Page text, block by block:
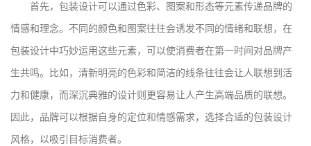
首先，包装设计可以通过色彩、图案和形态等元素传递品牌的
情感和理念。不同的颜色和图案往往会诱发不同的情绪和联想，在
包装设计中巧妙运用这些元素，可以使消费者在第一时间对品牌产
生共鸣。比如，清新明亮的色彩和简洁的线条往往会让人联想到活
力和健康，而深沉典雅的设计则更容易让人产生高端品质的联想。
因此，品牌可以根据自身的定位和情感需求，选择合适的包装设计
风格，以吸引目标消费者。